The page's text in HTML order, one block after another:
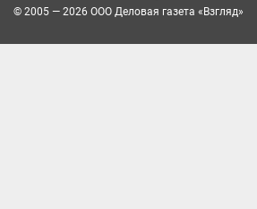
© 2005 — 2026 ООО Деловая газета «Взгляд»